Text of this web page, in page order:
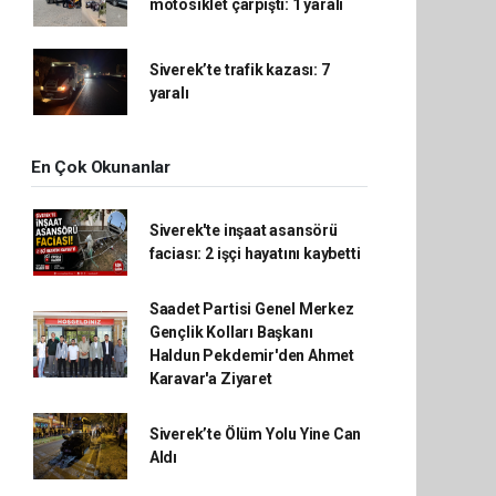
motosiklet çarpıştı: 1 yaralı
Siverek’te trafik kazası: 7
yaralı
En Çok Okunanlar
Siverek'te inşaat asansörü
faciası: 2 işçi hayatını kaybetti
Saadet Partisi Genel Merkez
Gençlik Kolları Başkanı
Haldun Pekdemir'den Ahmet
Karavar'a Ziyaret
Siverek’te Ölüm Yolu Yine Can
Aldı